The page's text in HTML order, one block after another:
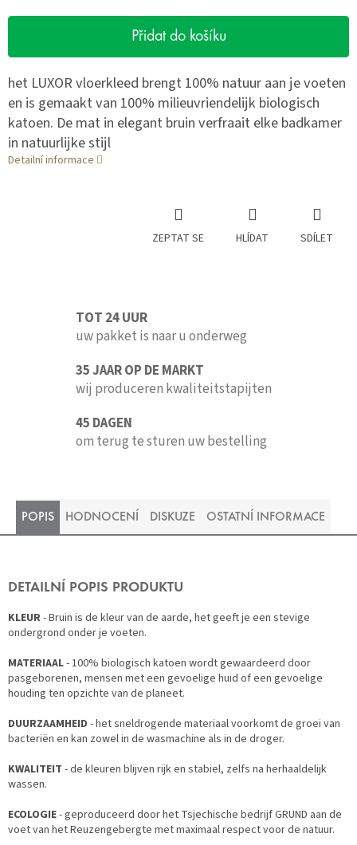
Přidat do košíku
het LUXOR vloerkleed brengt 100% natuur aan je voeten
en is gemaakt van 100% milieuvriendelijk biologisch
katoen. De mat in elegant bruin verfraait elke badkamer
in natuurlijke stijl
Detailní informace
ZEPTAT SE HLÍDAT SDÍLET
TOT 24 UUR
uw pakket is naar u onderweg
35 JAAR OP DE MARKT
wij produceren kwaliteitstapijten
45 DAGEN
om terug te sturen uw bestelling
POPIS HODNOCENÍ DISKUZE OSTATNÍ INFORMACE
DETAILNÍ POPIS PRODUKTU
KLEUR- Bruin is de kleur van de aarde, het geeft je een stevige
ondergrond onder je voeten.
MATERIAAL- 100% biologisch katoen wordt gewaardeerd door
pasgeborenen, mensen met een gevoelige huid of een gevoelige
houding ten opzichte van de planeet.
DUURZAAMHEID - het sneldrogende materiaal voorkomt de groei van
bacteriën en kan zowel in de wasmachine als in de droger.
KWALITEIT - de kleuren blijven rijk en stabiel, zelfs na herhaaldelijk
wassen.
ECOLOGIE- geproduceerd door het Tsjechische bedrijf GRUND aan de
voet van het Reuzengebergte met maximaal respect voor de natuur.